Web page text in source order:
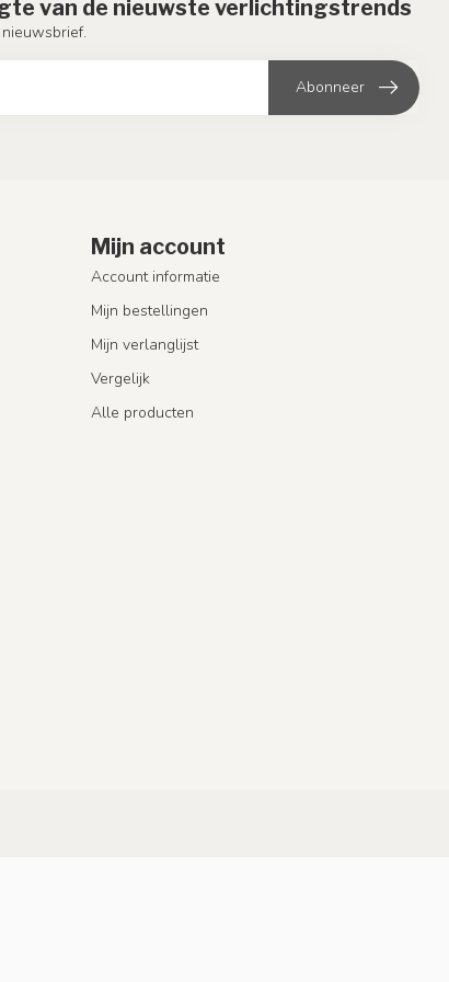
van de nieuwste verlichtingstrends
Abonneer
Mijn account
Account informatie
Mijn bestellingen
Mijn verlanglijst
Vergelijk
Alle producten